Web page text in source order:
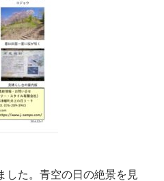
した。青空の日の絶景を見